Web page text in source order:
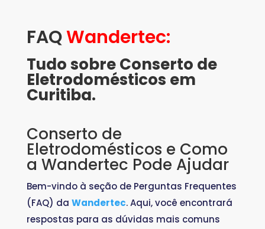
FAQWandertec:
Tudo sobre Conserto de
Eletrodomésticos em
Curitiba.
Conserto de
Eletrodomésticos e Como
a Wandertec Pode Ajudar
Bem-vindo à seção de Perguntas Frequentes
(FAQ) da Wandertec. Aqui, você encontrará
respostas para as dúvidas mais comuns